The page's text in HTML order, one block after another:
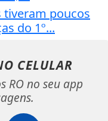
tiveram poucos
do 1º...
CELULAR
RO no seu app